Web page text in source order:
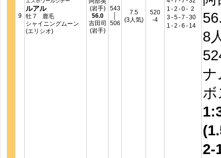
9
ルアル
牡 7 鹿毛
シャイニングムーン
(エリシオ)
(岩手)
56.0
吉田司
(岩手)
543
506
7.5
(3人気)
520
-4
1 -2 -0- 2
3-5-7 -30
1 -2 -6 - 14
8
2-